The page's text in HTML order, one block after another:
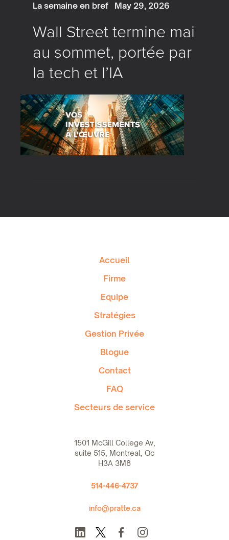
La semaine en bref May 29, 2026
Wall Street termine mai
au sommet, portée par
la tech et l’IA
Accueil
Firme
Equipe
Stratégies
Gestion Privée
Blogue
Contact
FAQ
Secteurs de service
1501 McGill College Av,
suite 515, Montreal, Qc
H3A 3M8
514-446-4737
info@pratte.ca